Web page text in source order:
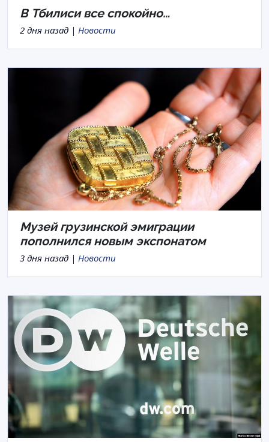
В Тбилиси все спокойно…
2 дня назад | Новости
Музей грузинской эмиграции
пополнился новым экспонатом
3 дня назад | Новости